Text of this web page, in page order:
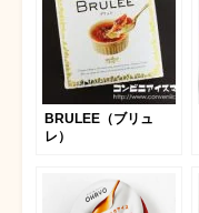
BRULEE（ブリュ
レ）